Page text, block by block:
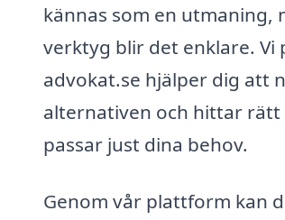
kännas som en utmaning,
verktyg blir det enklare. Vi
advokat.se hjälper dig att
alternativen och hittar rätt
passar just dina behov.
Genom vår plattform kan